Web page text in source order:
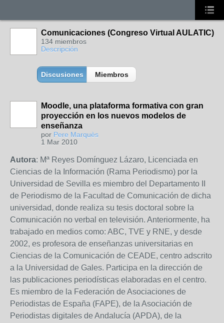
Comunicaciones (Congreso Virtual AULATIC)
134 miembros
Descripción
Discusiones Miembros
Moodle, una plataforma formativa con gran
proyección en los nuevos modelos de
enseñanza
por Pere Marquès
1 Mar 2010
Autora: Mª Reyes Domínguez Lázaro, Licenciada en
Ciencias de la Información (Rama Periodismo) por la
Universidad de Sevilla es miembro del Departamento II
de Periodismo de la Facultad de Comunicación de dicha
universidad, donde realiza su tesis doctoral sobre la
Comunicación no verbal en televisión. Anteriormente, ha
trabajado en medios como: ABC, TVE y RNE, y desde
2002, es profesora de enseñanzas universitarias en
Ciencias de la Comunicación de CEADE, centro adscrito
a la Universidad de Gales. Participa en la dirección de
las publicaciones periodísticas elaboradas en el centro.
Es miembro de la Federación de Asociaciones de
Periodistas de España (FAPE), de la Asociación de
Periodistas digitales de Andalucía (APDA), de la